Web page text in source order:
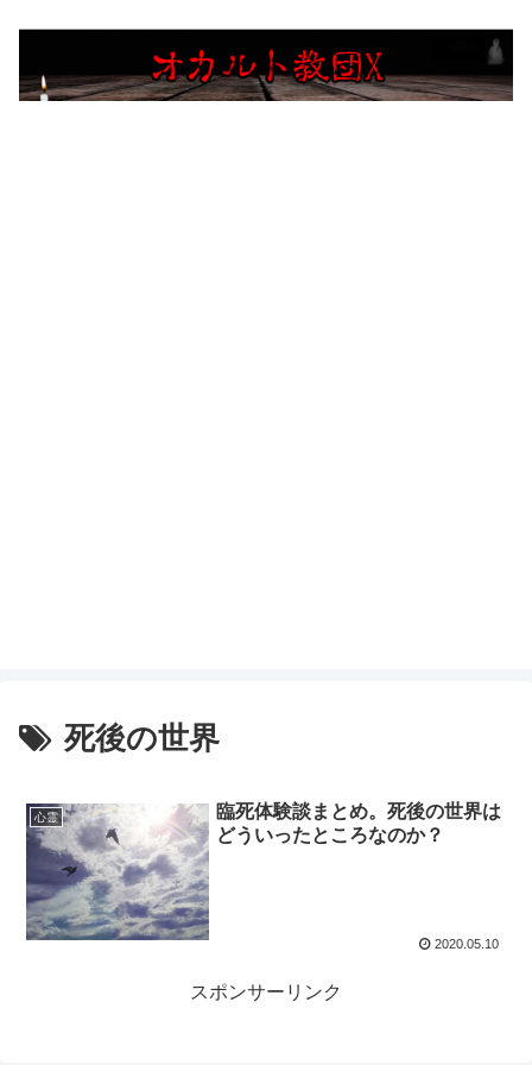
死後の世界
心霊
臨死体験談まとめ。死後の世界は
どういったところなのか？
2020.05.10
スポンサーリンク